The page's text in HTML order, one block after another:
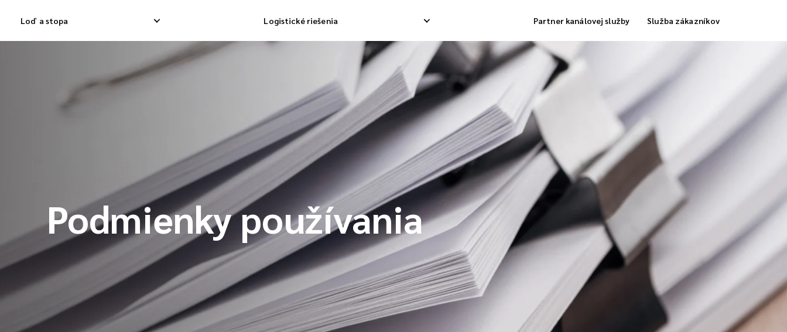
Loď a stopa Logistické riešenia
Domáca expresná dodávka Medzinárodná dodávka odpadov
Medzinárodná dodávka nákladu
Medzinárodná konsolidačná loď
Obrátené zdvihnutie
Riadenie návratu
Služba skladovania
Dodávka plnenia objednávky
Dodávka chladných kolónok
Partner kanálovej služby Služba zákazníkov
Podmienky používania